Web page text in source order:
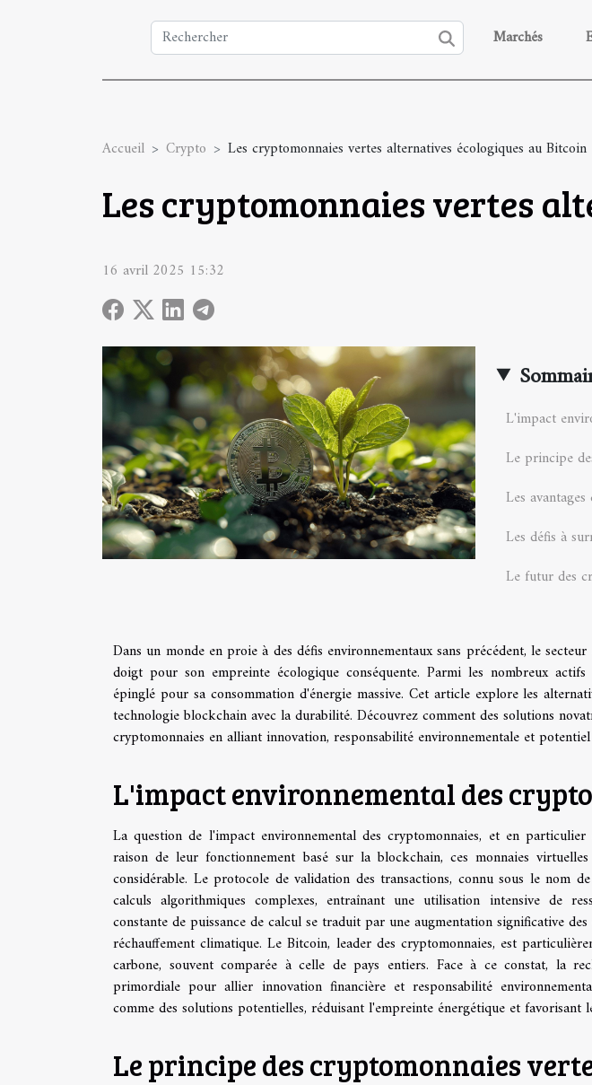
Marchés
Accueil Crypto Les cryptomonnaies vertes alternatives écologiques au Bitcoin
Les cryptomonnaies vertes
16 avril 2025 15:32
L'impact
Le principe
Les
Les défis à
Le futur des
Dans un monde en proie à des défis environnementaux sans précédent, le
doigt pour son empreinte écologique conséquente. Parmi les nombreux
épinglé pour sa consommation d'énergie massive. Cet article explore les
technologie blockchain avec la durabilité. Découvrez comment des solutions
cryptomonnaies en alliant innovation, responsabilité environnementale et
L'impact environnemental des
La question de l'impact environnemental des cryptomonnaies, et en
raison de leur fonctionnement basé sur la blockchain, ces monnaies
considérable. Le protocole de validation des transactions, connu sous le nom
calculs algorithmiques complexes, entraînant une utilisation intensive de
constante de puissance de calcul se traduit par une augmentation significative
réchauffement climatique. Le Bitcoin, leader des cryptomonnaies, est
carbone, souvent comparée à celle de pays entiers. Face à ce constat, la
primordiale pour allier innovation financière et responsabilité
comme des solutions potentielles, réduisant l'empreinte énergétique et favorisant
Le principe des cryptomonnaies